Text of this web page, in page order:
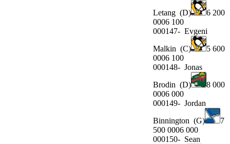
Letang (D)
6 200
0006 100
000147- Evgeni
Malkin (C)
5 600
0006 100
000148- Jonas
Brodin (D)
8 000
0006 000
000149- Jordan
Binnington (G)
7
500 0006 000
000150- Sean